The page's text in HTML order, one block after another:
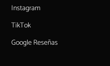
Instagram
TikTok
Google Reseñas